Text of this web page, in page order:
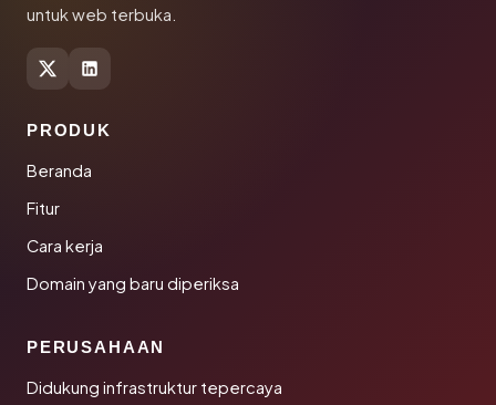
untuk web terbuka.
PRODUK
Beranda
Fitur
Cara kerja
Domain yang baru diperiksa
PERUSAHAAN
Didukung infrastruktur tepercaya